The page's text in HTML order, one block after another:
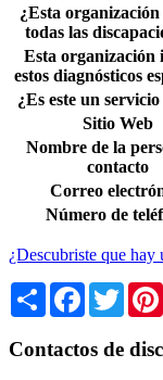
¿Esta
todas las
Esta organización
estos diagnósticos
¿Es este un
Sitio Web
Nombre de la
contacto
Correo
Número de
¿Descubriste que hay
Share Facebook
Contactos de